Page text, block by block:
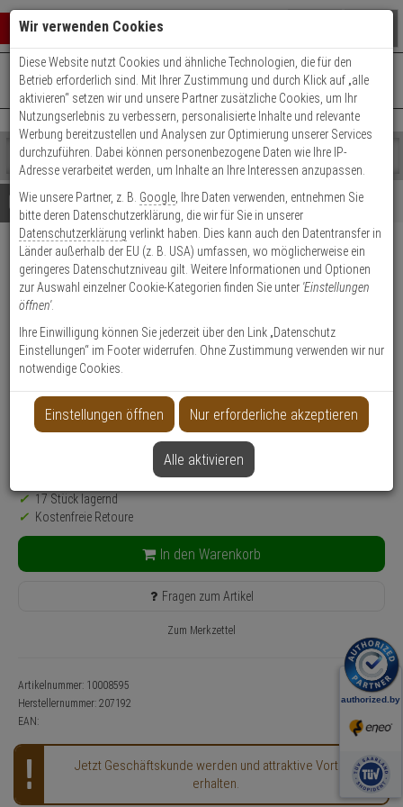
Warenkorb schließen
0 ARTIKEL IM WARENKORB
Ihr Warenkorb ist momentan leer.
Ergebnisse ()
Fertig
Shop
durchsuchen
Bitte
geben
Sie
mindestens
Zeichen
ein,
um
Suche
Es
wurde
noch
Kategorien
Suche
gestartet
+49 (0)821 899 493-0Mo. - Do.: 8:00 - 16:30 | Fr.: 8:00 - 14:00 Uhr
Kontaktservice nutzen
Details Beratung
Eneo DOME/WEDGE2
Keiladapter, Callisto Dome
Produktmerkmale
Datenblatt drucken
Produktinformationen
58,25 €
Lieferzeit: 3-4 Werktage**
17 Stück lagernd
Kostenfreie Retoure
In den Warenkorb
Fragen zum Artikel
Zum Merkzettel
Artikelnummer: 10008595
Herstellernummer: 207192
EAN:
Jetzt Geschäftskunde werden und attraktive Vorteile
erhalten.
Wir verwenden Cookies
Diese Website nutzt Cookies und ähnliche Technologien, die für den
Betrieb erforderlich sind. Mit Ihrer Zustimmung und durch Klick auf „alle
aktivieren“ setzen wir und unsere Partner zusätzliche Cookies, um Ihr
Nutzungserlebnis zu verbessern, personalisierte Inhalte und relevante
Werbung bereitzustellen und Analysen zur Optimierung unserer Services
durchzuführen. Dabei können personenbezogene Daten wie Ihre IP-
Adresse verarbeitet werden, um Inhalte an Ihre Interessen anzupassen.
Wie unsere Partner, z. B. Google , Ihre Daten verwenden, entnehmen Sie
bitte deren Datenschutzerklärung, die wir für Sie in unserer
Datenschutzerklärung verlinkt haben. Dies kann auch den Datentransfer in
Länder außerhalb der EU (z. B. USA) umfassen, wo möglicherweise ein
geringeres Datenschutzniveau gilt. Weitere Informationen und Optionen
zur Auswahl einzelner Cookie-Kategorien finden Sie unter 'Einstellungen
öffnen'.
Ihre Einwilligung können Sie jederzeit über den Link „Datenschutz
Einstellungen“ im Footer widerrufen. Ohne Zustimmung verwenden wir nur
notwendige Cookies.
Einstellungen öffnen Nur erforderliche akzeptieren
Alle aktivieren